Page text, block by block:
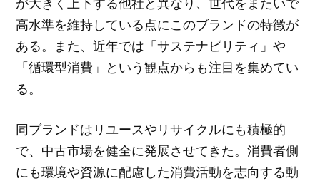
高水準を維持している点にこのブランドの特徴が
ある。また、近年では「サステナビリティ」や
「循環型消費」という観点からも注目を集めてい
る。
同ブランドはリユースやリサイクルにも積極的
で、中古市場を健全に発展させてきた。消費者側
にも環境や資源に配慮した消費活動を志向する動